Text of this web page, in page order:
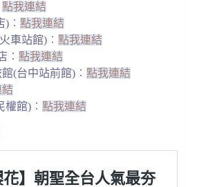
點我連結
) ︰ 點我連結
車站館) ︰ 點我連結
︰ 點我連結
(台中站前館) ︰ 點我連結
結
權館) ︰ 點我連結